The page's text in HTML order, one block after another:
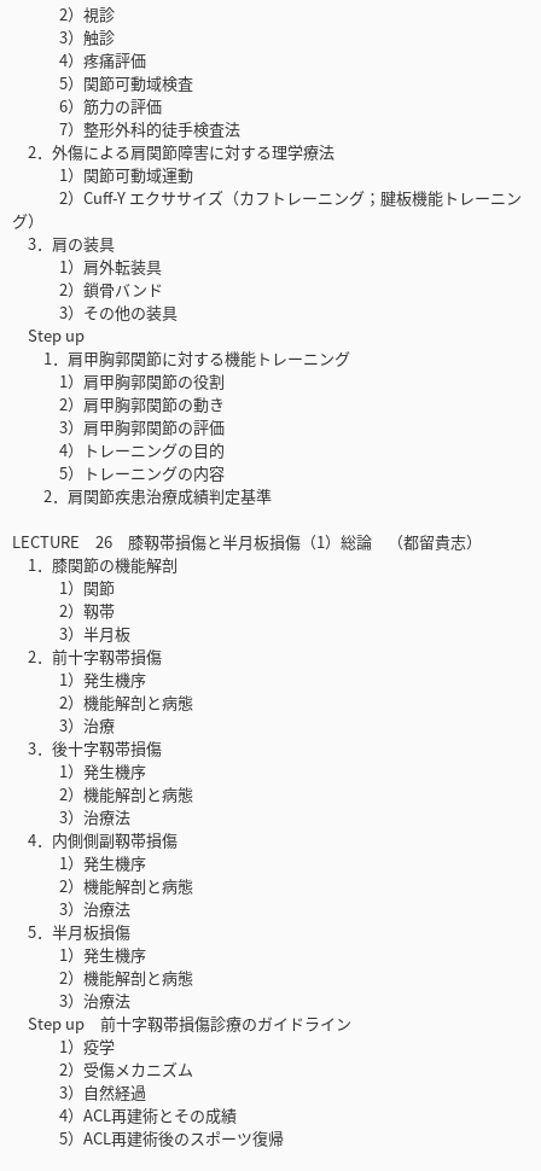
2）視診
3）触診
4）疼痛評価
5）関節可動域検査
6）筋力の評価
7）整形外科的徒手検査法
2．外傷による肩関節障害に対する理学療法
1）関節可動域運動
2）Cuff-Y エクササイズ（カフトレーニング；腱板機能トレーニン
グ）
3．肩の装具
1）肩外転装具
2）鎖骨バンド
3）その他の装具
Step up
1．肩甲胸郭関節に対する機能トレーニング
1）肩甲胸郭関節の役割
2）肩甲胸郭関節の動き
3）肩甲胸郭関節の評価
4）トレーニングの目的
5）トレーニングの内容
2．肩関節疾患治療成績判定基準
LECTURE 26 膝靱帯損傷と半月板損傷（1）総論 （都留貴志）
1．膝関節の機能解剖
1）関節
2）靱帯
3）半月板
2．前十字靱帯損傷
1）発生機序
2）機能解剖と病態
3）治療
3．後十字靱帯損傷
1）発生機序
2）機能解剖と病態
3）治療法
4．内側側副靱帯損傷
1）発生機序
2）機能解剖と病態
3）治療法
5．半月板損傷
1）発生機序
2）機能解剖と病態
3）治療法
Step up 前十字靱帯損傷診療のガイドライン
1）疫学
2）受傷メカニズム
3）自然経過
4）ACL再建術とその成績
5）ACL再建術後のスポーツ復帰